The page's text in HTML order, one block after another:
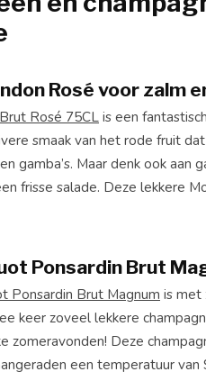
Rosé voor zalm
Rosé 75CLis een
smaak van het rode fruit
gamba’s. Maar denk ook
frisse salade. Deze lekkere
Ponsardin Brut
Ponsardin Brut Magnum is met
keer zoveel lekkere
zomeravonden! Deze
een temperatuur van